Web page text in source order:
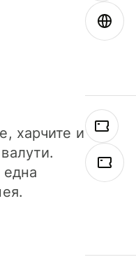
харчите и